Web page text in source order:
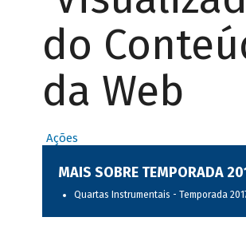
do
da Web
Ações
MAIS SOBRE TEMPORADA
Quartas Instrumentais - Temporada